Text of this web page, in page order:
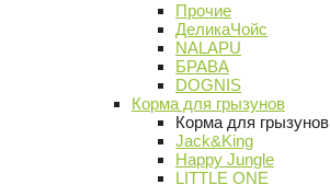
Прочие
ДеликаЧойс
NALAPU
БРАВА
DOGNIS
Корма для грызунов
Корма для грызунов
Jack&King
Happy Jungle
LITTLE ONE